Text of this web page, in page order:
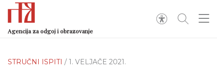
Agencija za odgoj i obrazovanje
STRUČNI ISPITI / 1. VELJAČE 2021.